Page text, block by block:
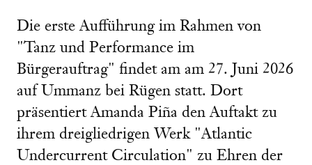
Die erste Aufführung im Rahmen von
"Tanz und Performance im
Bürgerauftrag" findet am am 27. Juni 2026
auf Ummanz bei Rügen statt. Dort
präsentiert Amanda Piña den Auftakt zu
ihrem dreigliedrigen Werk "Atlantic
Undercurrent Circulation" zu Ehren der